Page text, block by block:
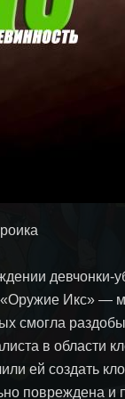
Икс» —
смогла
в области
ей создать
повреждена и